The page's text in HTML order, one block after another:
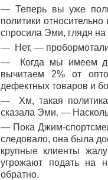
— Теперь вы уже
политики
спросила Эми, глядя
— Нет, —
— Когда мы имеем
вычитаем 2% от
дефектных товаров и
— Хм, такая политика
сказала Эми. —
— Пока Джим-
следовало, она была
крупные клиенты
угрожают подать на
обратно.